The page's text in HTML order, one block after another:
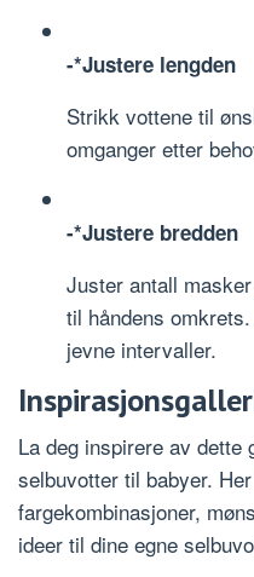
-*Justere lengden
Strikk vottene til
omganger etter
-*Justere bredden
Juster antall
til håndens
jevne intervaller.
La deg inspirere av dette
selbuvotter til babyer.
fargekombinasjoner,
ideer til dine egne